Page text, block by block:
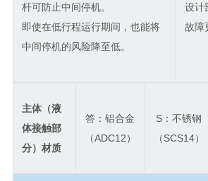
杆可防止中间停机。
即使在低行程运行期间，也能将
中间停机的风险降至低。
设计
故障
主体（液
体接触部
分）材质
答：铝合金
（ADC12）
S：不锈钢
（SCS14）